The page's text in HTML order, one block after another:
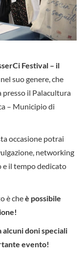
Festival – il
suo genere, che
presso il Palacultura
– Municipio di
occasione potrai
networking
il tempo dedicato
è cheè possibile
doni speciali
evento!